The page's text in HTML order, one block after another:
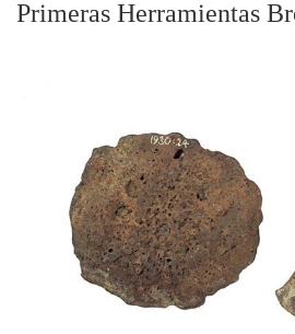
Primeras Herramientas